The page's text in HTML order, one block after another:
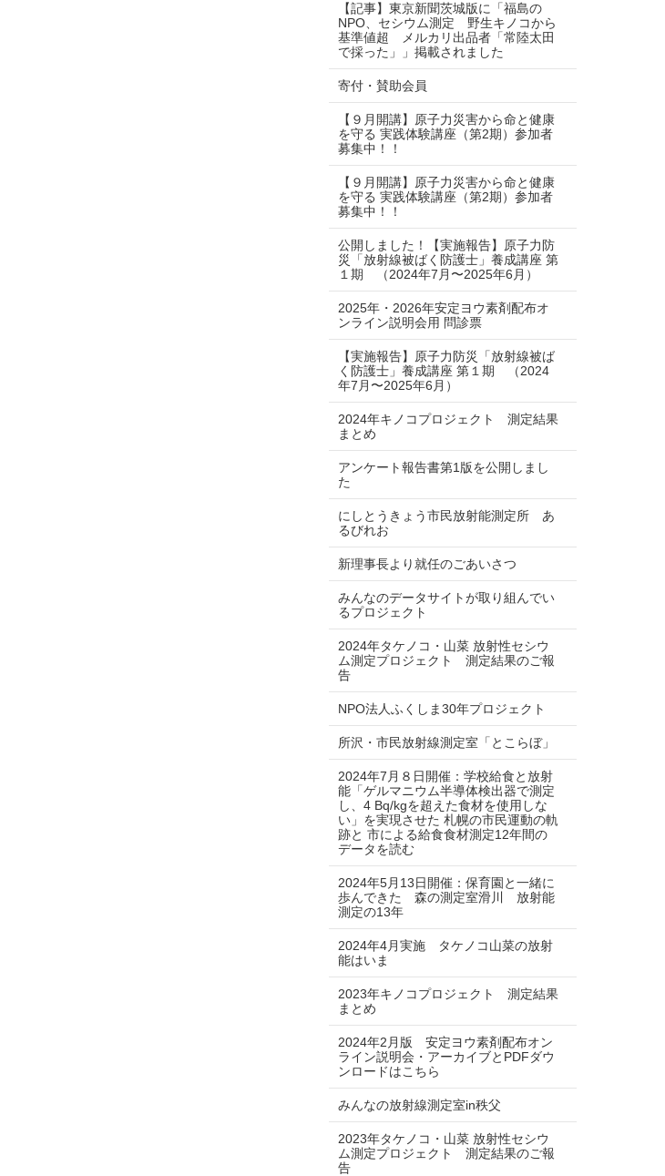
【記事】東京新聞茨城版に「福島の
NPO、セシウム測定 野生キノコから
基準値超 メルカリ出品者「常陸太田
で採った」」掲載されました
寄付・賛助会員
【９月開講】原子力災害から命と健康
を守る 実践体験講座（第2期）参加者
募集中！！
【９月開講】原子力災害から命と健康
を守る 実践体験講座（第2期）参加者
募集中！！
公開しました！【実施報告】原子力防
災「放射線被ばく防護士」養成講座 第
１期 （2024年7月〜2025年6月）
2025年・2026年安定ヨウ素剤配布オ
ンライン説明会用 問診票
【実施報告】原子力防災「放射線被ば
く防護士」養成講座 第１期 （2024
年7月〜2025年6月）
2024年キノコプロジェクト 測定結果
まとめ
アンケート報告書第1版を公開しまし
た
にしとうきょう市民放射能測定所 あ
るびれお
新理事長より就任のごあいさつ
みんなのデータサイトが取り組んでい
るプロジェクト
2024年タケノコ・山菜 放射性セシウ
ム測定プロジェクト 測定結果のご報
告
NPO法人ふくしま30年プロジェクト
所沢・市民放射線測定室「とこらぼ」
2024年7月８日開催：学校給食と放射
能「ゲルマニウム半導体検出器で測定
し、4 Bq/kgを超えた食材を使用しな
い」を実現させた 札幌の市民運動の軌
跡と 市による給食食材測定12年間の
データを読む
2024年5月13日開催：保育園と一緒に
歩んできた 森の測定室滑川 放射能
測定の13年
2024年4月実施 タケノコ山菜の放射
能はいま
2023年キノコプロジェクト 測定結果
まとめ
2024年2月版 安定ヨウ素剤配布オン
ライン説明会・アーカイブとPDFダウ
ンロードはこちら
みんなの放射線測定室in秩父
2023年タケノコ・山菜 放射性セシウ
ム測定プロジェクト 測定結果のご報
告